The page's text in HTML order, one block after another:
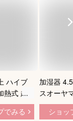
ハイブ
熱式 超
マ おし
静音 パ
でみる
加湿器
スオーヤ
W ハイブ
イリス
ショッ